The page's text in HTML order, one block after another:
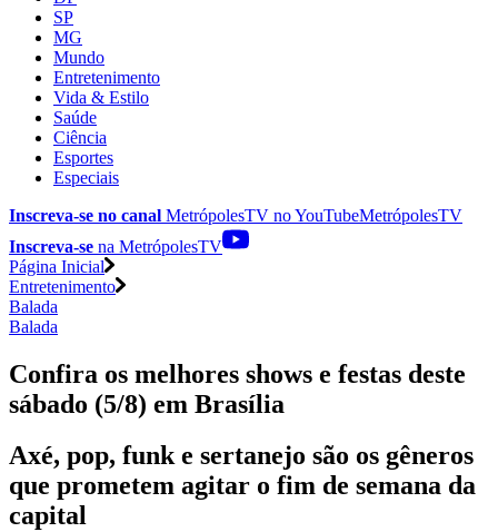
SP
MG
Mundo
Entretenimento
Vida & Estilo
Saúde
Ciência
Esportes
Especiais
Inscreva-se no canal MetrópolesTV noYouTubeMetrópolesTV
Inscreva-se na MetrópolesTV
Página Inicial
Entretenimento
Balada
Balada
Confira os melhores shows e festas deste
sábado (5/8) em Brasília
Axé, pop, funk e sertanejo são os gêneros
que prometem agitar o fim de semana da
capital